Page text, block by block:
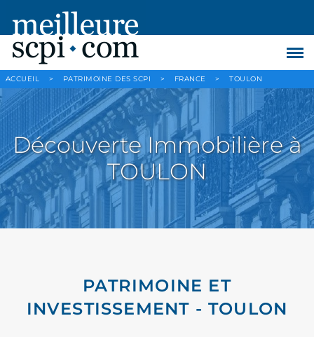
ACCUEIL > PATRIMOINE DES SCPI > FRANCE > TOULON
Découverte Immobilière à
TOULON
PATRIMOINE ET
INVESTISSEMENT - TOULON